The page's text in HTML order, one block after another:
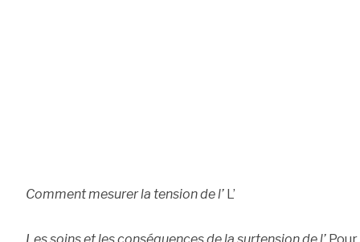
Comment mesurer la tension de l’L’